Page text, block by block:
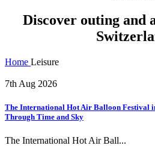
Discover outing and
Home Leisure
7th Aug 2026
The International Hot Air Balloon Festival
Through Time and Sky
The International Hot Air Ball...